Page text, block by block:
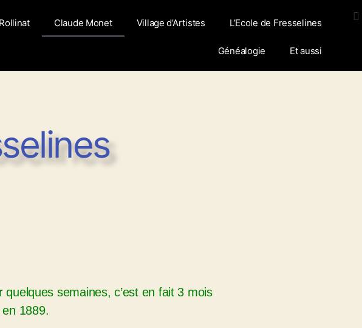
Claude Monet Village d’Artistes L’Ecole de Fresselines
Généalogie Et aussi
semaines, c’est en fait 3 mois
1889.